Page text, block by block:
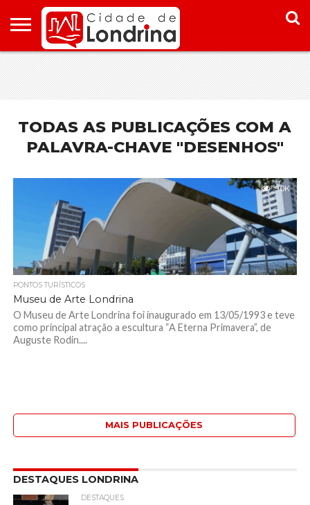
HOME
CONHEÇA
LONDRINA
PONTOS
TURÍSTICOS
ONDE
FICAR EM
LONDRINA
ONDE
COMER
EM
LONDRINA
TODAS AS PUBLICAÇÕES COM A
PALAVRA-CHAVE "DESENHOS"
9.0K
PONTOS TURÍSTICOS
Museu de Arte Londrina
O Museu de Arte Londrina foi inaugurado em 13/05/1993 e teve
como principal atração a escultura “A Eterna Primavera”, de
Auguste Rodin....
MAIS PUBLICAÇÕES
DESTAQUES LONDRINA
DESTAQUES